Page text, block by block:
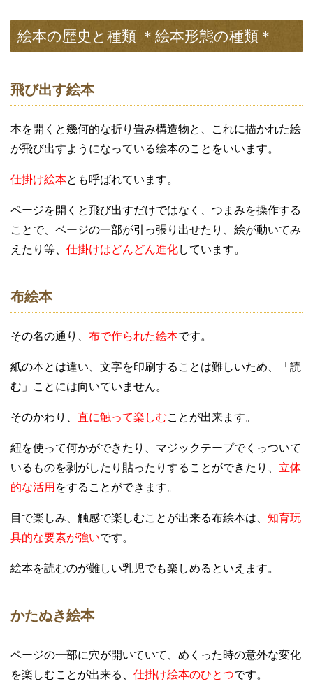
絵本の歴史と種類 ＊絵本形態の種類＊
飛び出す絵本
本を開くと幾何的な折り畳み構造物と、これに描かれた絵
が飛び出すようになっている絵本のことをいいます。
仕掛け絵本とも呼ばれています。
ページを開くと飛び出すだけではなく、つまみを操作する
ことで、ベージの一部が引っ張り出せたり、絵が動いてみ
えたり等、 仕掛けはどんどん進化しています。
布絵本
その名の通り、 布で作られた絵本です。
紙の本とは違い、文字を印刷することは難しいため、「読
む」ことには向いていません。
そのかわり、 直に触って楽しむことが出来ます。
紐を使って何かができたり、マジックテープでくっついて
いるものを剥がしたり貼ったりすることができたり、 立体
的な活用 をすることができます。
目で楽しみ、触感で楽しむことが出来る布絵本は、 知育玩
具的な要素が強いです。
絵本を読むのが難しい乳児でも楽しめるといえます。
かたぬき絵本
ページの一部に穴が開いていて、めくった時の意外な変化
を楽しむことが出来る、 仕掛け絵本のひとつです。